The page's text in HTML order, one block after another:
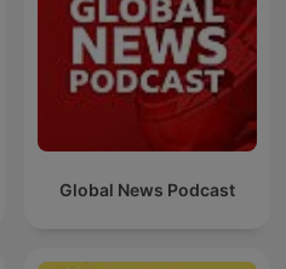
Global News Podcast